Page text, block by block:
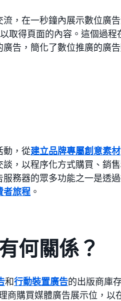
，在一秒鐘內展示數位廣
取得頁面的內容。這個過程
告，簡化了數位推廣的廣
動，從建立品牌專屬創意素材
，以程序化方式購買、銷
務器的眾多功能之一是透
者旅程 。
何關係？
和行動裝置廣告的出版商庫
商購買媒體廣告展示位，以